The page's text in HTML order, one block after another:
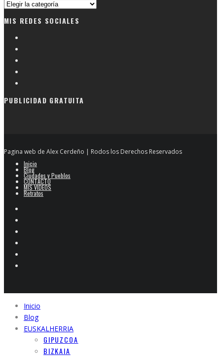
Busqueda
categorias
MIS REDES SOCIALES
PUBLICIDAD GRATUITA
Pagina web de Alex Cerdeño | Rodos los Derechos Reservados
Inicio
Blog
Ciudades y Pueblos
CONTACTO
MIS VIDEOS
Retratos
Inicio
Blog
EUSKALHERRIA
GIPUZCOA
BIZKAIA